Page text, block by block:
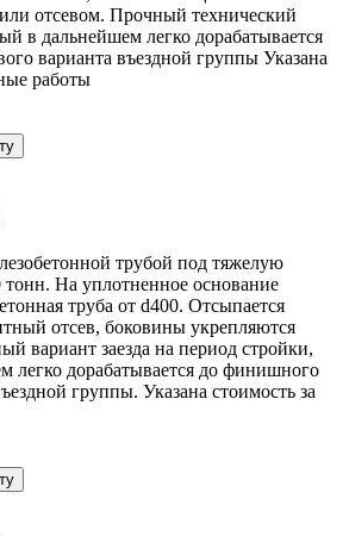
отсевом. Прочный технический
в дальнейшем легко дорабатывается
варианта въездной группы Указана
работы
трубой под тяжелую
тонн. На уплотненное основание
труба от d400. Отсыпается
отсев, боковины укрепляются
вариант заезда на период стройки,
легко дорабатывается до финишного
группы. Указана стоимость за